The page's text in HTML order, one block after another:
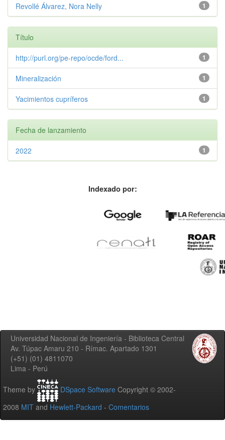
1
Revollé Álvarez, Nora Nelly
Título
1
http://purl.org/pe-repo/ocde/ford...
1
Mineralización
1
Yacimientos cupríferos
Fecha de lanzamiento
1
2022
Indexado por:
Universidad Nacional de Ingeniería - Biblioteca Central
Av. Túpac Amaru 210 - Rímac. Apartado 1301
(+51) (01) 4811070
Lima - Perú
Theme by DSpace Software Copyright © 2002-
2008 MIT and Hewlett-Packard - Comentarios